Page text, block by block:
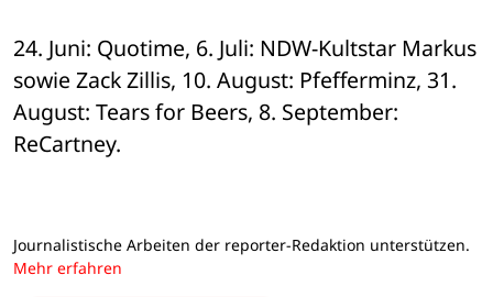
24. Juni: Quotime, 6. Juli: NDW-Kultstar Markus
sowie Zack Zillis, 10. August: Pfefferminz, 31.
August: Tears for Beers, 8. September:
ReCartney.
Journalistische Arbeiten der reporter-Redaktion unterstützen.
Mehr erfahren